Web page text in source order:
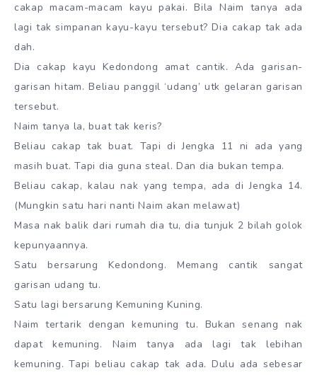
cakap macam-macam kayu pakai. Bila Naim tanya ada
lagi tak simpanan kayu-kayu tersebut? Dia cakap tak ada
dah.
Dia cakap kayu Kedondong amat cantik. Ada garisan-
garisan hitam. Beliau panggil ‘udang’ utk gelaran garisan
tersebut.
Naim tanya la, buat tak keris?
Beliau cakap tak buat. Tapi di Jengka 11 ni ada yang
masih buat. Tapi dia guna steal. Dan dia bukan tempa.
Beliau cakap, kalau nak yang tempa, ada di Jengka 14.
(Mungkin satu hari nanti Naim akan melawat)
Masa nak balik dari rumah dia tu, dia tunjuk 2 bilah golok
kepunyaannya.
Satu bersarung Kedondong. Memang cantik sangat
garisan udang tu.
Satu lagi bersarung Kemuning Kuning.
Naim tertarik dengan kemuning tu. Bukan senang nak
dapat kemuning. Naim tanya ada lagi tak lebihan
kemuning. Tapi beliau cakap tak ada. Dulu ada sebesar